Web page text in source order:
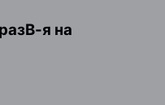
я на